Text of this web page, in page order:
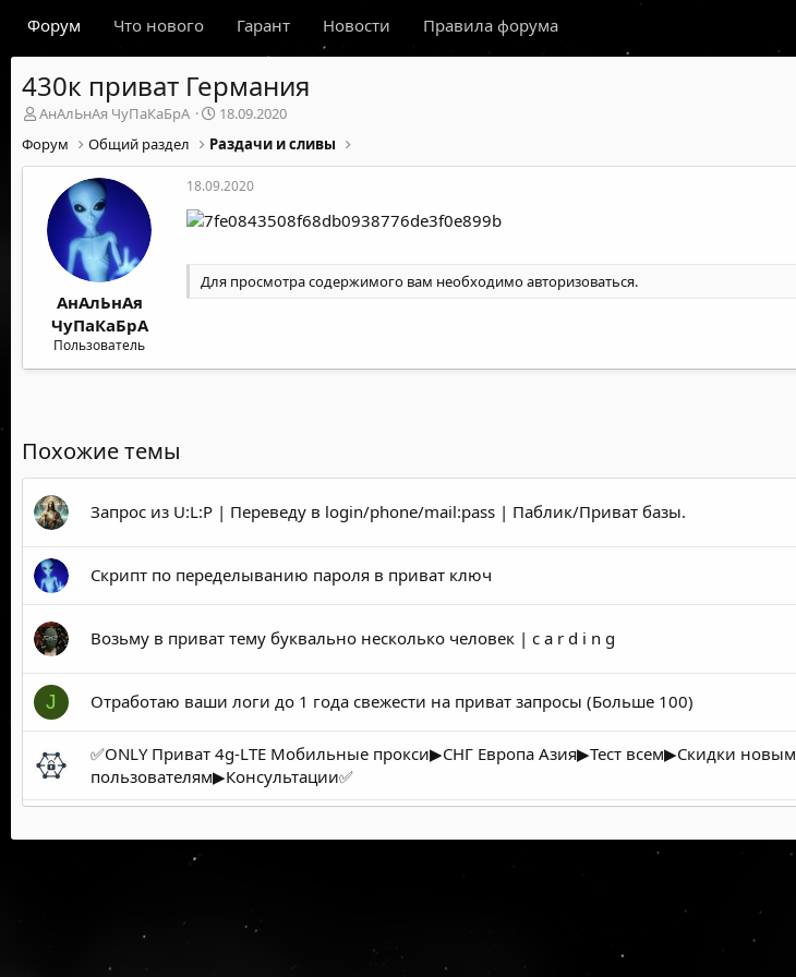
Форум Что нового Гарант Новости Правила форума
430к приват Германия
А
т
о
м
АнАлЬнАя ЧуПаКаБрА
Д
т
а
н
а
ч
а
18.09.2020
Форум
Общий раздел Раздачи и сливы
АнАлЬнАя
ЧуПаКаБрА
Пользователь
18.09.2020
Для просмотра содержимого вам необходимоавторизоваться.
Похожие темы
Запрос из U:L:P | Переведу в login/phone/mail:pass | Паблик/Приват базы.
Скрипт по переделыванию пароля в приват ключ
Возьму в приват тему буквально несколько человек | c a r d i n g
J Отработаю ваши логи до 1 года свежести на приват запросы (Больше 100)
✅ONLY Приват 4g-LTE Мобильные прокси▶СНГ Европа Азия▶Тест всем▶Скидки новым
пользователям▶Консультации✅
185k игровой приват